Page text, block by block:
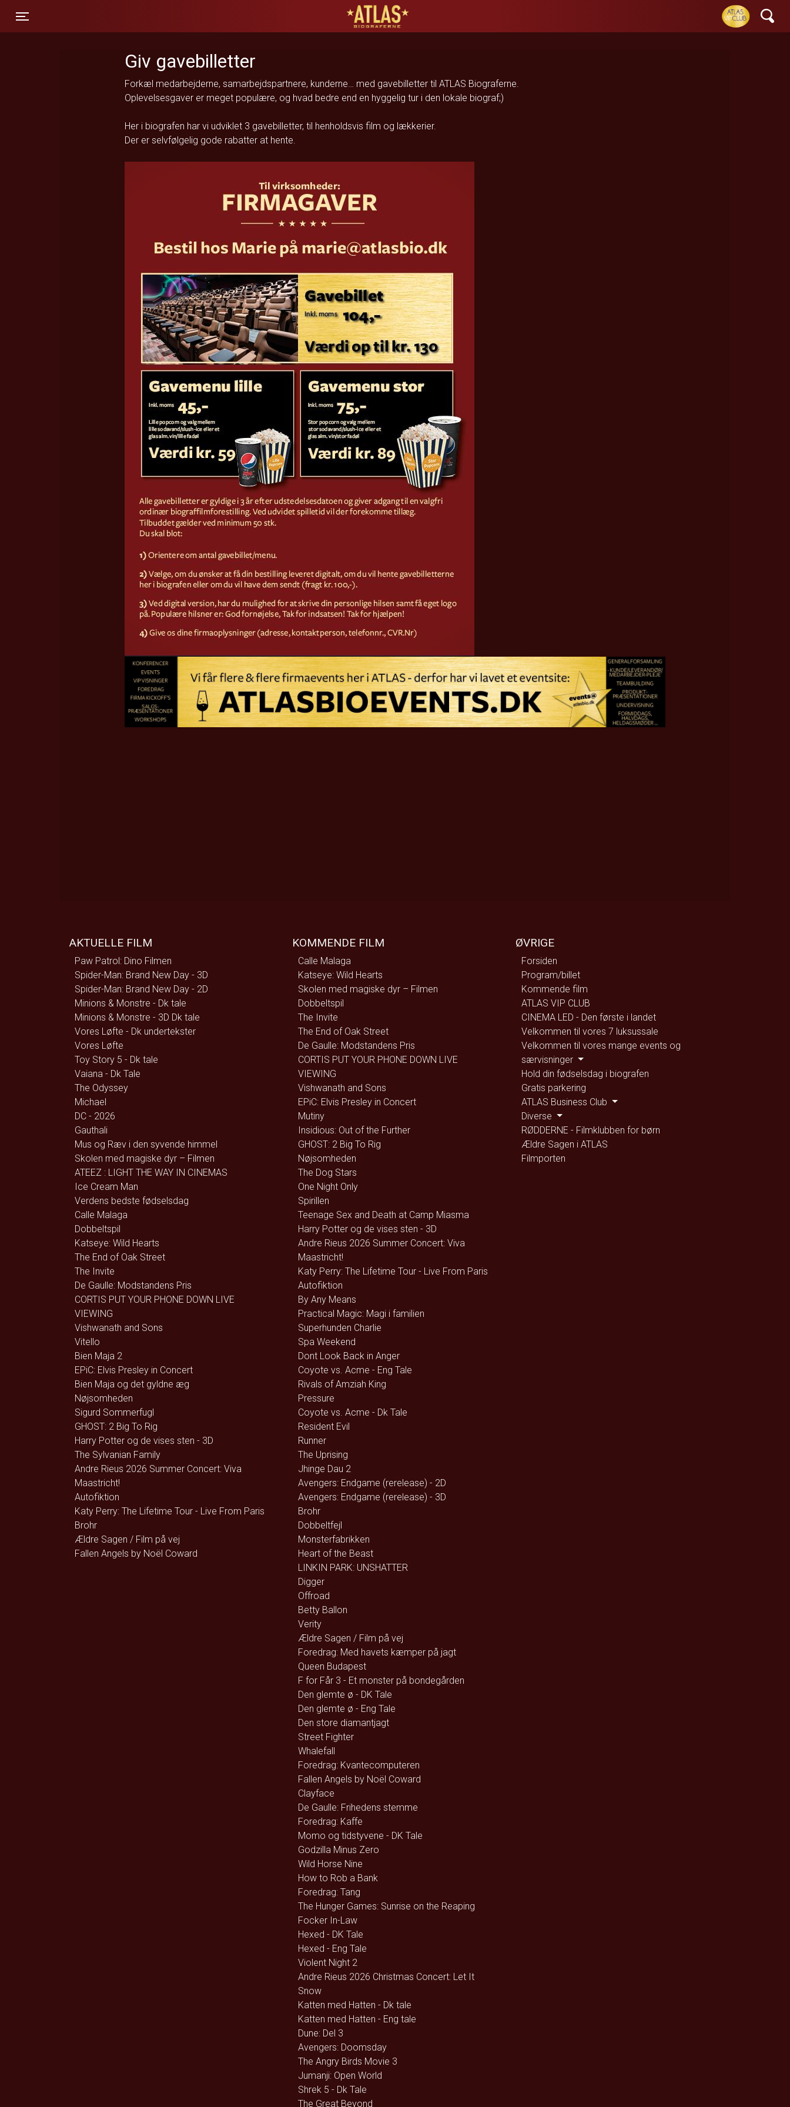
ATLAS Biograferne
Giv gavebilletter
Forkæl medarbejderne, samarbejdspartnere, kunderne… med gavebilletter til ATLAS Biograferne.
Oplevelsesgaver er meget populære, og hvad bedre end en hyggelig tur i den lokale biograf;)
Her i biografen har vi udviklet 3 gavebilletter, til henholdsvis film og lækkerier.
Der er selvfølgelig gode rabatter at hente.
AKTUELLE FILM
Paw Patrol: Dino Filmen
Spider-Man: Brand New Day - 3D
Spider-Man: Brand New Day - 2D
Minions & Monstre - Dk tale
Minions & Monstre - 3D Dk tale
Vores Løfte - Dk undertekster
Vores Løfte
Toy Story 5 - Dk tale
Vaiana - Dk Tale
The Odyssey
Michael
DC - 2026
Gauthali
Mus og Ræv i den syvende himmel
Skolen med magiske dyr – Filmen
ATEEZ : LIGHT THE WAY IN CINEMAS
Ice Cream Man
Verdens bedste fødselsdag
Calle Malaga
Dobbeltspil
Katseye: Wild Hearts
The End of Oak Street
The Invite
De Gaulle: Modstandens Pris
CORTIS PUT YOUR PHONE DOWN LIVE
VIEWING
Vishwanath and Sons
Vitello
Bien Maja 2
EPiC: Elvis Presley in Concert
Bien Maja og det gyldne æg
Nøjsomheden
Sigurd Sommerfugl
GHOST: 2 Big To Rig
Harry Potter og de vises sten - 3D
The Sylvanian Family
Andre Rieus 2026 Summer Concert: Viva
Maastricht!
Autofiktion
Katy Perry: The Lifetime Tour - Live From Paris
Brohr
Ældre Sagen / Film på vej
Fallen Angels by Noël Coward
KOMMENDE FILM
Calle Malaga
Katseye: Wild Hearts
Skolen med magiske dyr – Filmen
Dobbeltspil
The Invite
The End of Oak Street
De Gaulle: Modstandens Pris
CORTIS PUT YOUR PHONE DOWN LIVE
VIEWING
Vishwanath and Sons
EPiC: Elvis Presley in Concert
Mutiny
Insidious: Out of the Further
GHOST: 2 Big To Rig
Nøjsomheden
The Dog Stars
One Night Only
Spirillen
Teenage Sex and Death at Camp Miasma
Harry Potter og de vises sten - 3D
Andre Rieus 2026 Summer Concert: Viva
Maastricht!
Katy Perry: The Lifetime Tour - Live From Paris
Autofiktion
By Any Means
Practical Magic: Magi i familien
Superhunden Charlie
Spa Weekend
Dont Look Back in Anger
Coyote vs. Acme - Eng Tale
Rivals of Amziah King
Pressure
Coyote vs. Acme - Dk Tale
Resident Evil
Runner
The Uprising
Jhinge Dau 2
Avengers: Endgame (rerelease) - 2D
Avengers: Endgame (rerelease) - 3D
Brohr
Dobbeltfejl
Monsterfabrikken
Heart of the Beast
LINKIN PARK: UNSHATTER
Digger
Offroad
Betty Ballon
Verity
Ældre Sagen / Film på vej
Foredrag: Med havets kæmper på jagt
Queen Budapest
F for Får 3 - Et monster på bondegården
Den glemte ø - DK Tale
Den glemte ø - Eng Tale
Den store diamantjagt
Street Fighter
Whalefall
Foredrag: Kvantecomputeren
Fallen Angels by Noël Coward
Clayface
De Gaulle: Frihedens stemme
Foredrag: Kaffe
Momo og tidstyvene - DK Tale
Godzilla Minus Zero
Wild Horse Nine
How to Rob a Bank
Foredrag: Tang
The Hunger Games: Sunrise on the Reaping
Focker In-Law
Hexed - DK Tale
Hexed - Eng Tale
Violent Night 2
Andre Rieus 2026 Christmas Concert: Let It
Snow
Katten med Hatten - Dk tale
Katten med Hatten - Eng tale
Dune: Del 3
Avengers: Doomsday
The Angry Birds Movie 3
Jumanji: Open World
Shrek 5 - Dk Tale
The Great Beyond
ØVRIGE
Forsiden
Program/billet
Kommende film
ATLAS VIP CLUB
CINEMA LED - Den første i landet
Velkommen til vores 7 luksussale
Velkommen til vores mange events og
særvisninger
Hold din fødselsdag i biografen
Gratis parkering
ATLAS Business Club
Diverse
RØDDERNE - Filmklubben for børn
Ældre Sagen i ATLAS
Filmporten